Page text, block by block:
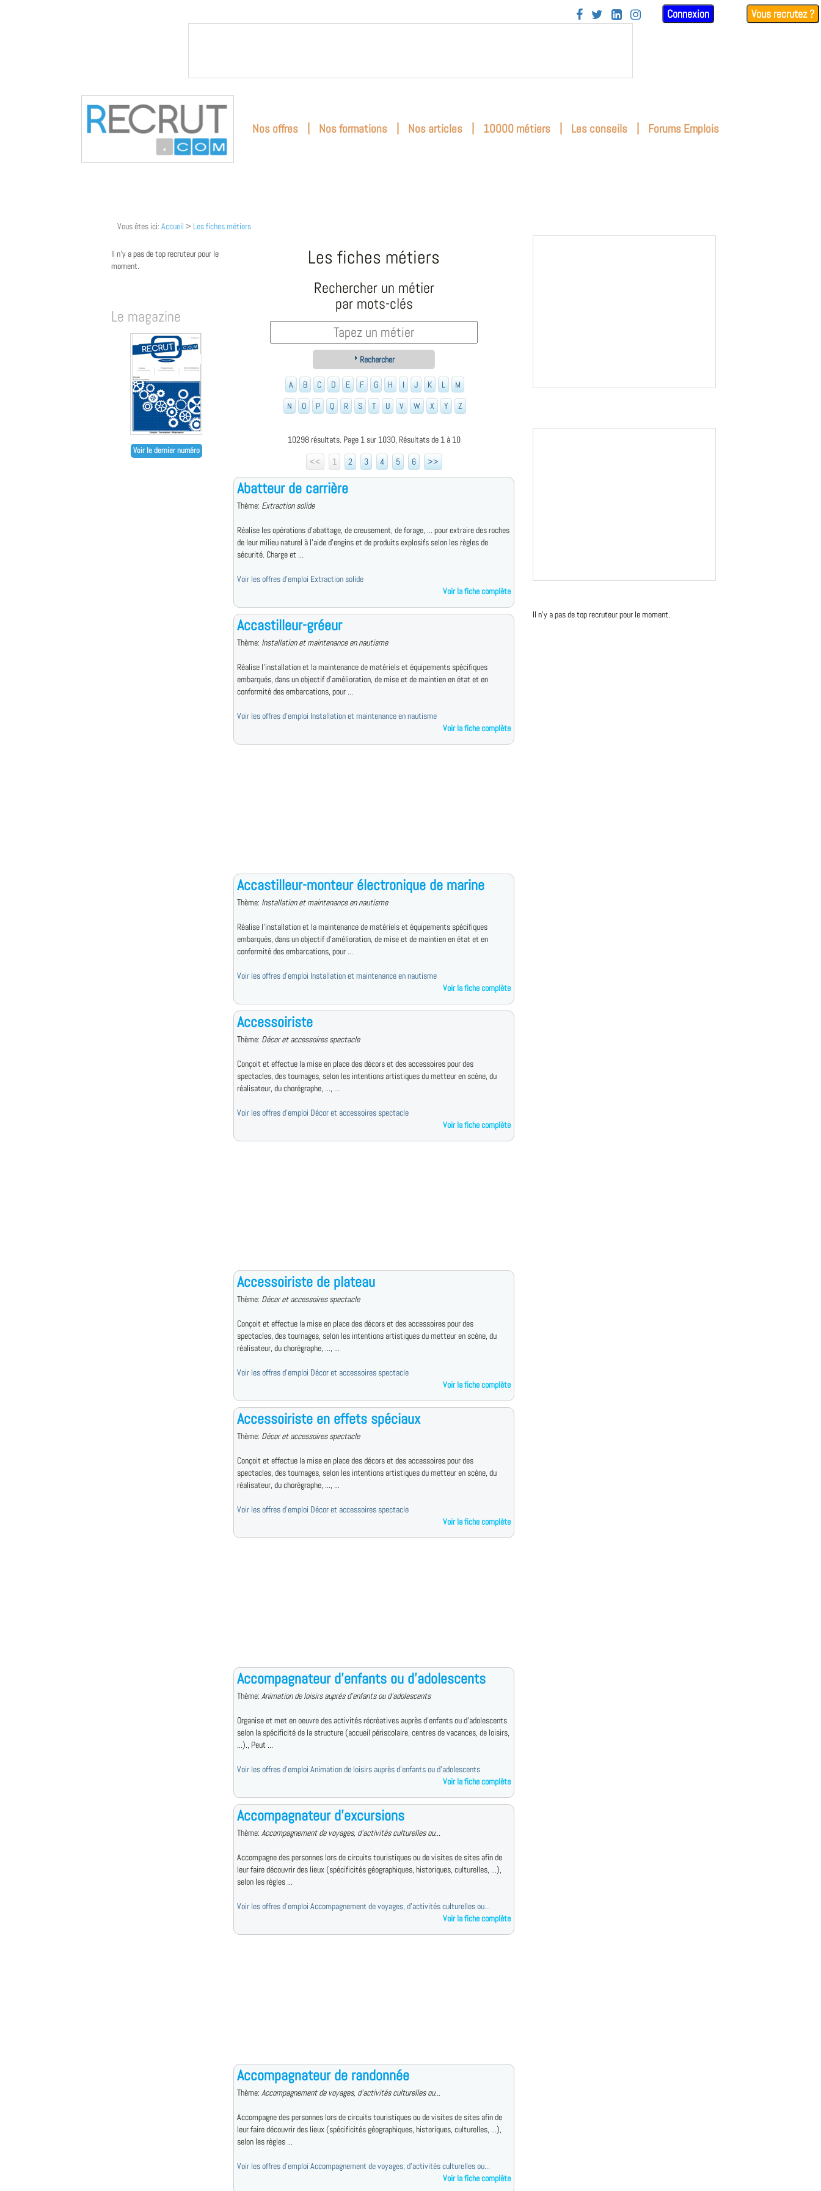
    Connexion Vous recrutez ?
Nos offres | Nos formations | Nos articles | 10000 métiers | Les conseils | Forums Emplois
Vous êtes ici: Accueil > Les fiches métiers
Il n'y a pas de top recruteur pour le
moment.
Le magazine
Voir le dernier numéro
Les fiches métiers
Rechercher un métier
par mots-clés
Rechercher
A B C D E F G H I J K L
M
N
O P Q R S T U V W X Y Z
10298 résultats. Page 1 sur 1030, Résultats de 1 à 10
<<
1 2 3 4 5 6 >>
Abatteur de carrière
Thème: Extraction solide
Réalise les opérations d'abattage, de creusement, de forage, ... pour extraire des roches
de leur milieu naturel à l'aide d'engins et de produits explosifs selon les règles de
sécurité. Charge et ...
Voir les offres d'emploi Extraction solide
Voir la fiche complète
Accastilleur-gréeur
Thème: Installation et maintenance en nautisme
Réalise l'installation et la maintenance de matériels et équipements spécifiques
embarqués, dans un objectif d'amélioration, de mise et de maintien en état et en
conformité des embarcations, pour ...
Voir les offres d'emploi Installation et maintenance en nautisme
Voir la fiche complète
Accastilleur-monteur électronique de marine
Thème: Installation et maintenance en nautisme
Réalise l'installation et la maintenance de matériels et équipements spécifiques
embarqués, dans un objectif d'amélioration, de mise et de maintien en état et en
conformité des embarcations, pour ...
Voir les offres d'emploi Installation et maintenance en nautisme
Voir la fiche complète
Accessoiriste
Thème: Décor et accessoires spectacle
Conçoit et effectue la mise en place des décors et des accessoires pour des
spectacles, des tournages, selon les intentions artistiques du metteur en scène, du
réalisateur, du chorégraphe, ..., ...
Voir les offres d'emploi Décor et accessoires spectacle
Voir la fiche complète
Accessoiriste de plateau
Thème: Décor et accessoires spectacle
Conçoit et effectue la mise en place des décors et des accessoires pour des
spectacles, des tournages, selon les intentions artistiques du metteur en scène, du
réalisateur, du chorégraphe, ..., ...
Voir les offres d'emploi Décor et accessoires spectacle
Voir la fiche complète
Accessoiriste en effets spéciaux
Thème: Décor et accessoires spectacle
Conçoit et effectue la mise en place des décors et des accessoires pour des
spectacles, des tournages, selon les intentions artistiques du metteur en scène, du
réalisateur, du chorégraphe, ..., ...
Voir les offres d'emploi Décor et accessoires spectacle
Voir la fiche complète
Accompagnateur d'enfants ou d'adolescents
Thème: Animation de loisirs auprès d'enfants ou d'adolescents
Organise et met en oeuvre des activités récréatives auprès d'enfants ou d'adolescents
selon la spécificité de la structure (accueil périscolaire, centres de vacances, de loisirs,
...)., Peut ...
Voir les offres d'emploi Animation de loisirs auprès d'enfants ou d'adolescents
Voir la fiche complète
Accompagnateur d'excursions
Thème: Accompagnement de voyages, d'activités culturelles ou...
Accompagne des personnes lors de circuits touristiques ou de visites de sites afin de
leur faire découvrir des lieux (spécificités géographiques, historiques, culturelles, ...),
selon les règles ...
Voir les offres d'emploi Accompagnement de voyages, d'activités culturelles ou...
Voir la fiche complète
Accompagnateur de randonnée
Thème: Accompagnement de voyages, d'activités culturelles ou...
Accompagne des personnes lors de circuits touristiques ou de visites de sites afin de
leur faire découvrir des lieux (spécificités géographiques, historiques, culturelles, ...),
selon les règles ...
Voir les offres d'emploi Accompagnement de voyages, d'activités culturelles ou...
Voir la fiche complète
Il n'y a pas de top recruteur pour le moment.